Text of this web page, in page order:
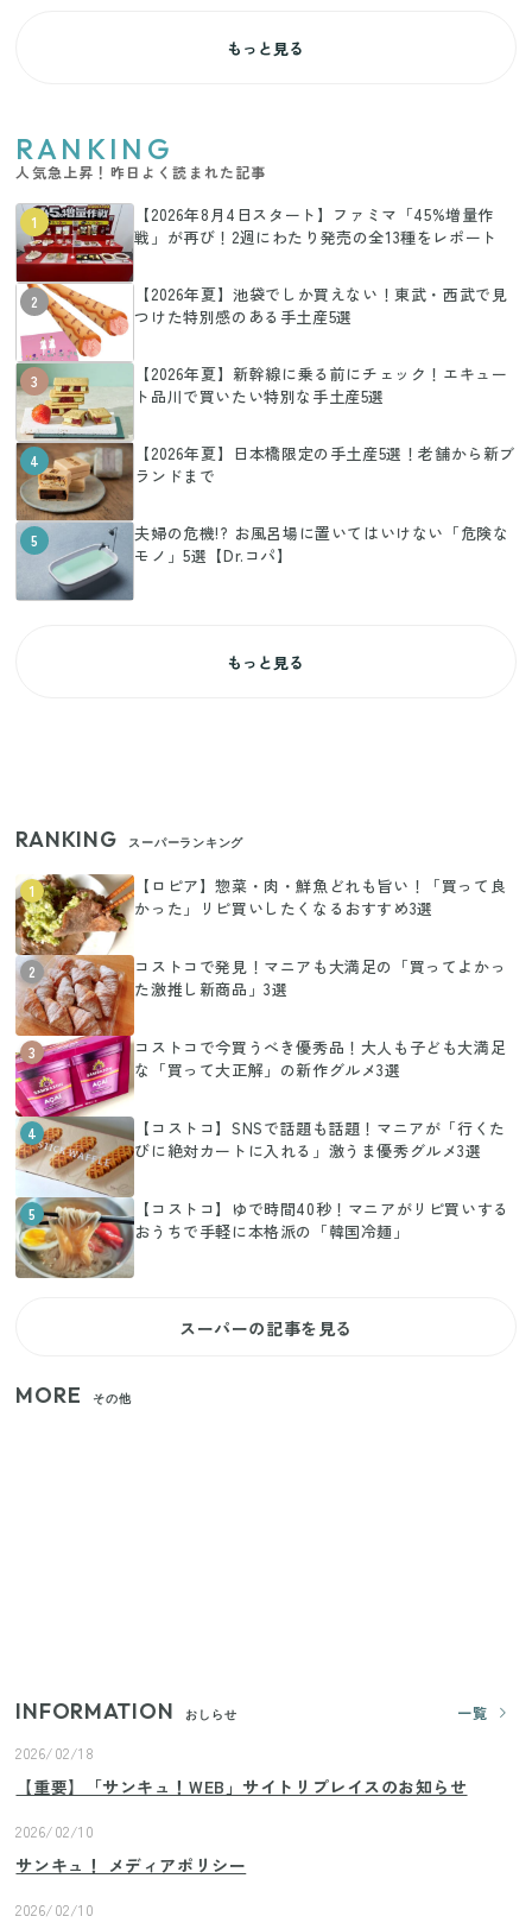
もっと見る
RANKING
人気急上昇！昨日よく読まれた記事
1
【2026年8月4日スタート】ファミマ「45%増量作
戦」が再び！2週にわたり発売の全13種をレポート
2
【2026年夏】池袋でしか買えない！東武・西武で見
つけた特別感のある手土産5選
3
【2026年夏】新幹線に乗る前にチェック！エキュー
ト品川で買いたい特別な手土産5選
4
【2026年夏】日本橋限定の手土産5選！老舗から新ブ
ランドまで
5
夫婦の危機!? お風呂場に置いてはいけない「危険な
モノ」5選【Dr.コパ】
もっと見る
RANKING スーパーランキング
1
【ロピア】惣菜・肉・鮮魚どれも旨い！「買って良
かった」リピ買いしたくなるおすすめ3選
2
コストコで発見！マニアも大満足の「買ってよかっ
た激推し新商品」3選
3
コストコで今買うべき優秀品！大人も子ども大満足
な「買って大正解」の新作グルメ3選
4
【コストコ】SNSで話題も話題！マニアが「行くた
びに絶対カートに入れる」激うま優秀グルメ3選
5
【コストコ】ゆで時間40秒！マニアがリピ買いする
おうちで手軽に本格派の「韓国冷麺」
スーパーの記事を見る
MORE その他
INFORMATION おしらせ
一覧
2026/02/18
【重要】「サンキュ！WEB」サイトリプレイスのお知らせ
2026/02/10
サンキュ！ メディアポリシー
2026/02/10